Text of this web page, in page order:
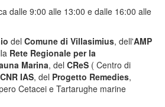
dalle 9:00 alle 13:00 e dalle 16:00 alle
del Comune di Villasimius, dell'AMP
Rete Regionale per la
Marina, del CReS ( Centro di
CNR IAS, del Progetto Remedies,
Cetacei e Tartarughe marine